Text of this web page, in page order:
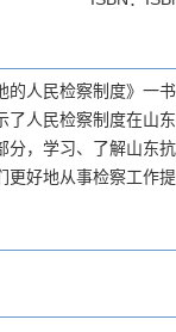
的人民检察制度》
人民检察制度在山
分，学习、了解山东
好地从事检察工作提